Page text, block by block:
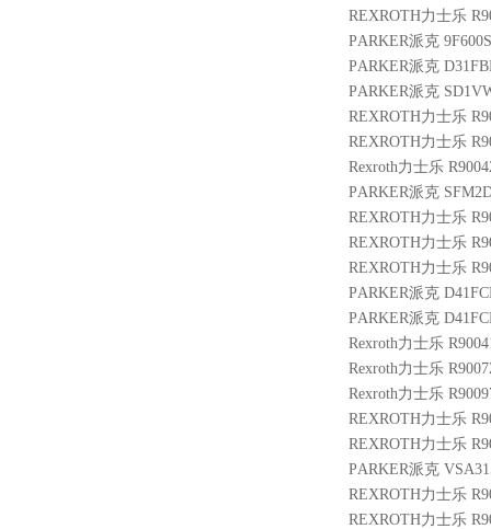
REXROTH力士乐
PARKER派克
PARKER派克
PARKER派克
REXROTH力士乐
REXROTH力士乐
Rexroth力士乐
PARKER派克
REXROTH力士乐
REXROTH力士乐
REXROTH力士乐
PARKER派克
PARKER派克
Rexroth力士乐
Rexroth力士乐
Rexroth力士乐
REXROTH力士乐
REXROTH力士乐
PARKER派克
REXROTH力士乐
REXROTH力士乐